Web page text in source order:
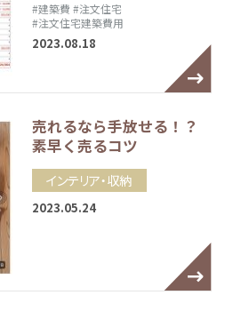
#建築費 #注文住宅
#注文住宅建築費用
2023.08.18
売れるなら手放せる！？
素早く売るコツ
インテリア・収納
2023.05.24